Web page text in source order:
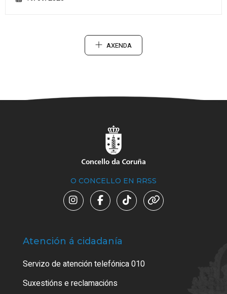
AXENDA
O CONCELLO EN RRSS
Atención á cidadanía
Servizo de atención telefónica 010
Suxestións e reclamacións